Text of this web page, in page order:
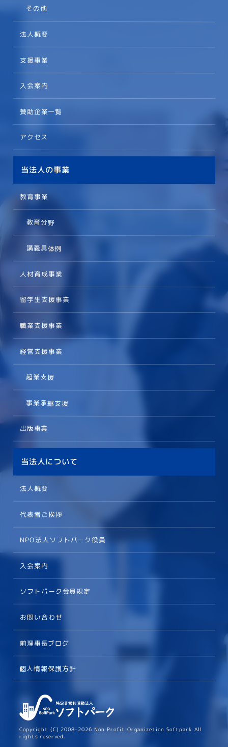
その他
法人概要
支援事業
入会案内
賛助企業一覧
アクセス
当法人の事業
教育事業
教育分野
講義具体例
人材育成事業
留学生支援事業
職業支援事業
経営支援事業
起業支援
事業承継支援
出版事業
当法人について
法人概要
代表者ご挨拶
NPO法人ソフトパーク役員
入会案内
ソフトパーク会員規定
お問い合わせ
前理事長ブログ
Copyright (C) 2008-2026 Non Profit Organizetion Softpark All
rights reserved.
個人情報保護方針